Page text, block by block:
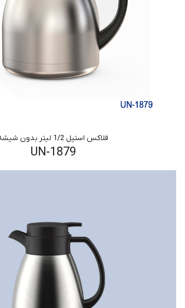
فلاکس استیل 1/2 لیتر بدون شیشه
UN-1879